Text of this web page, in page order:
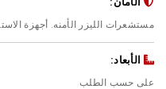
مستشعرات الليزر الأمنه. أجهزة
الأبعاد:
على حسب الطلب